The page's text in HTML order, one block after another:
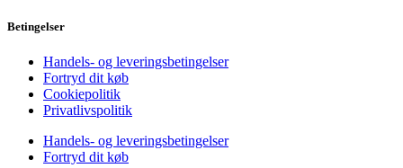
Betingelser
Handels- og leveringsbetingelser
Fortryd dit køb
Cookiepolitik
Privatlivspolitik
Handels- og leveringsbetingelser
Fortryd dit køb